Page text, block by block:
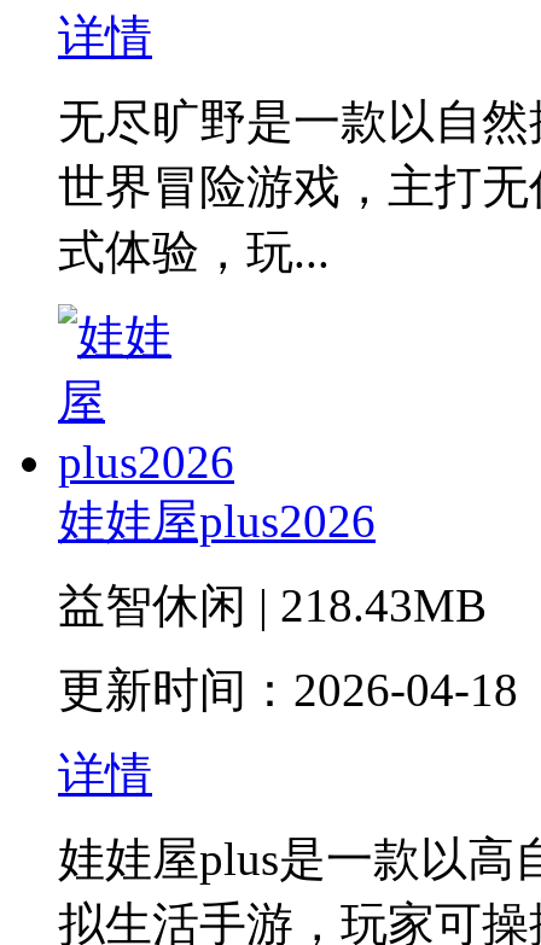
详情
无尽旷野是一款以自
世界冒险游戏，主打
式体验，玩...
娃娃屋plus2026
益智休闲 | 218.43MB
更新时间：2026-04-18
详情
娃娃屋plus是一款以高
拟生活手游，玩家可